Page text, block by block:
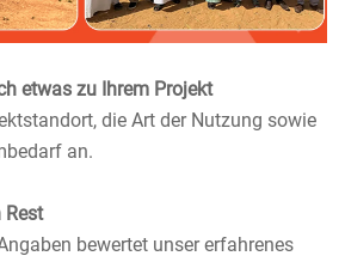
etwas zu Ihrem Projekt
die Art der Nutzung sowie
an.
Rest
bewertet unser erfahrenes